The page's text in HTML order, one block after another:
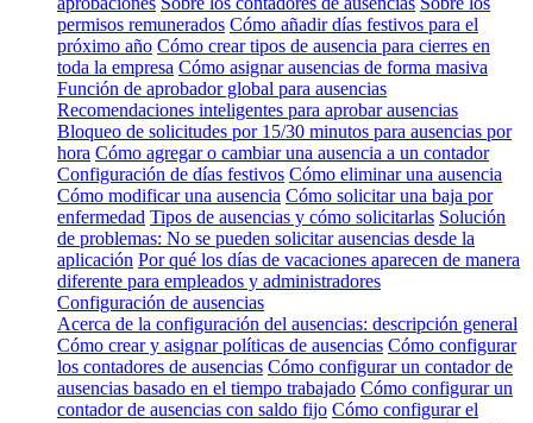
permisos remunerados Cómo añadir días festivos para el
próximo año Cómo crear tipos de ausencia para cierres en
toda la empresa Cómo asignar ausencias de forma masiva
Función de aprobador global para ausencias
Recomendaciones inteligentes para aprobar ausencias
Bloqueo de solicitudes por 15/30 minutos para ausencias por
hora Cómo agregar o cambiar una ausencia a un contador
Configuración de días festivos Cómo eliminar una ausencia
Cómo modificar una ausencia Cómo solicitar una baja por
enfermedad Tipos de ausencias y cómo solicitarlas Solución
de problemas: No se pueden solicitar ausencias desde la
aplicación Por qué los días de vacaciones aparecen de manera
diferente para empleados y administradores
Configuración de ausencias
Acerca de la configuración del ausencias: descripción general
Cómo crear y asignar políticas de ausencias Cómo configurar
los contadores de ausencias Cómo configurar un contador de
ausencias basado en el tiempo trabajado Cómo configurar un
contador de ausencias con saldo fijo Cómo configurar el